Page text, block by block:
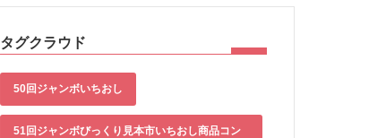
タグクラウド
50回ジャンボいちおし
51回ジャンボびっくり見本市いちおし商品コン